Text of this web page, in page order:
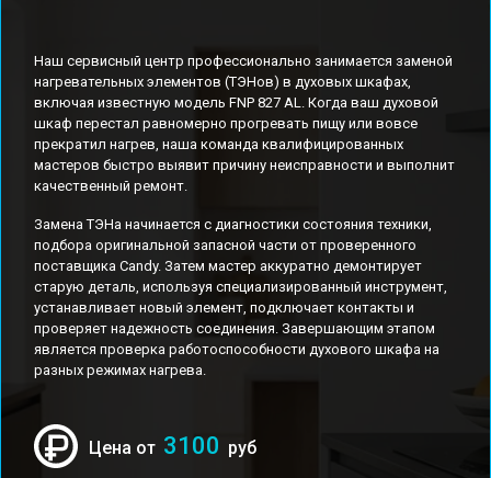
Наш сервисный центр профессионально занимается заменой
нагревательных элементов (ТЭНов) в духовых шкафах,
включая известную модель FNP 827 AL. Когда ваш духовой
шкаф перестал равномерно прогревать пищу или вовсе
прекратил нагрев, наша команда квалифицированных
мастеров быстро выявит причину неисправности и выполнит
качественный ремонт.
Замена ТЭНа начинается с диагностики состояния техники,
подбора оригинальной запасной части от проверенного
поставщика Candy. Затем мастер аккуратно демонтирует
старую деталь, используя специализированный инструмент,
устанавливает новый элемент, подключает контакты и
проверяет надежность соединения. Завершающим этапом
является проверка работоспособности духового шкафа на
разных режимах нагрева.
Цена от 3100 руб